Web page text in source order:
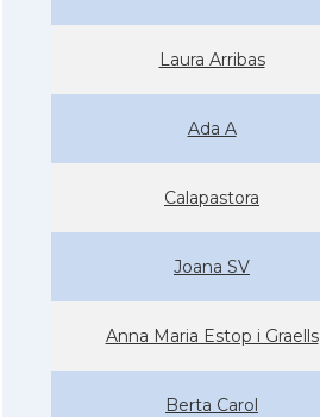
Laura Arribas
Ada A
Calapastora
Joana SV
Anna Maria Estop i Graells
Berta Carol